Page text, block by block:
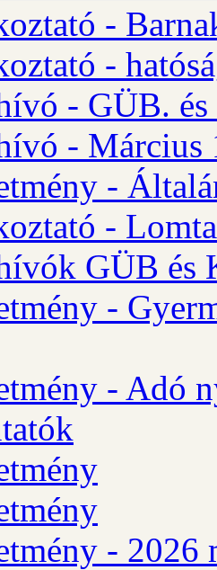
-
-
- GÜB.
- Március
-
-
GÜB és
-
- Adó
- 2026